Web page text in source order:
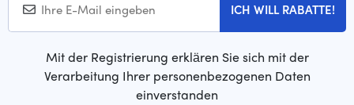
ICH WILL RABATTE!
Mit der Registrierung erklären Sie sich mit der
Verarbeitung Ihrer personenbezogenen Daten
einverstanden